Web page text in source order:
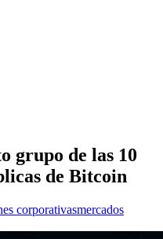
grupo de las 10
de Bitcoin
corporativasmercados